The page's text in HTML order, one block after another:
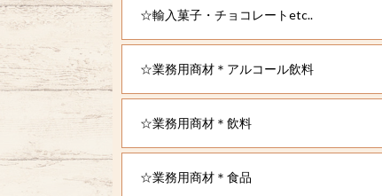
☆輸入菓子・チョコレートetc..
☆業務用商材＊アルコール飲料
☆業務用商材＊飲料
☆業務用商材＊食品